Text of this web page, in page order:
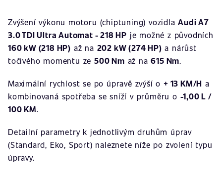
Zvýšení výkonu motoru (chiptuning) vozidlaAudi A7
3.0 TDI Ultra Automat - 218 HP je možné z původních
160 kW (218 HP) až na 202 kW (274 HP) a nárůst
točivého momentu ze500 Nm až na615 Nm.
Maximální rychlost se po úpravě zvýší o + 13 KM/H a
kombinovaná spotřeba se sníží v průměru o -1,00 L /
100 KM.
Detailní parametry k jednotlivým druhům úprav
(Standard, Eko, Sport) naleznete níže po zvolení typu
úpravy.